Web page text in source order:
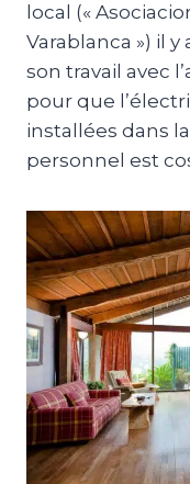
local («
Varablanca ») il y
son travail avec
pour que
installées dans
personnel est